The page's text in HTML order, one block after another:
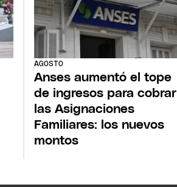
AGOSTO
Anses aumentó el tope
de ingresos para cobrar
las Asignaciones
Familiares: los nuevos
montos